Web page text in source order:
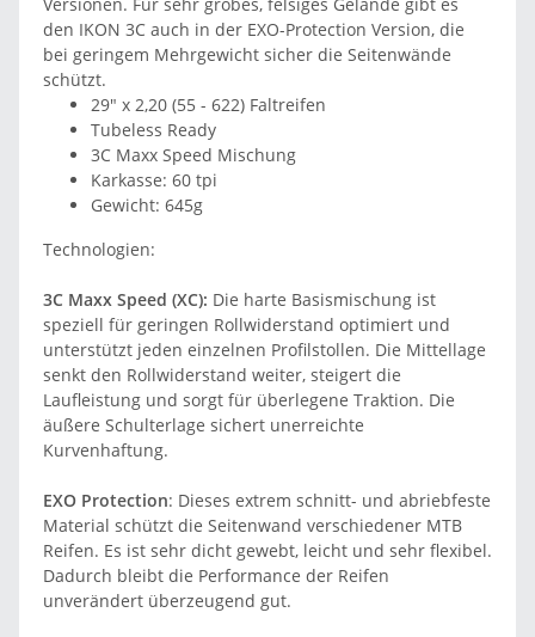
den IKON 3C auch in der EXO-Protection Version, die
bei geringem Mehrgewicht sicher die Seitenwände
schützt.
29" x 2,20 (55 - 622) Faltreifen
Tubeless Ready
3C Maxx Speed Mischung
Karkasse: 60 tpi
Gewicht: 645g
Technologien:
3C Maxx Speed (XC): Die harte Basismischung ist
speziell für geringen Rollwiderstand optimiert und
unterstützt jeden einzelnen Profilstollen. Die Mittellage
senkt den Rollwiderstand weiter, steigert die
Laufleistung und sorgt für überlegene Traktion. Die
äußere Schulterlage sichert unerreichte
Kurvenhaftung.
EXO Protection: Dieses extrem schnitt- und abriebfeste
Material schützt die Seitenwand verschiedener MTB
Reifen. Es ist sehr dicht gewebt, leicht und sehr flexibel.
Dadurch bleibt die Performance der Reifen
unverändert überzeugend gut.